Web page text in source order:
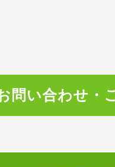
問い合わせ・